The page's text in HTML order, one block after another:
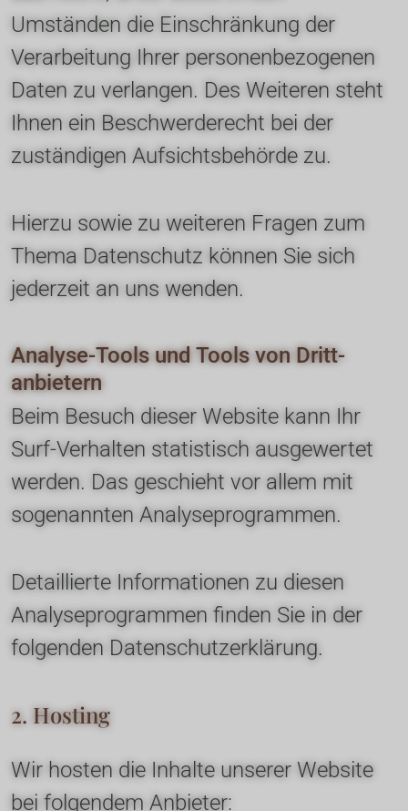
Umständen die Einschränkung der
Verarbeitung Ihrer personenbezogenen
Daten zu verlangen. Des Weiteren steht
Ihnen ein Beschwerderecht bei der
zuständigen Aufsichtsbehörde zu.
Hierzu sowie zu weiteren Fragen zum
Thema Datenschutz können Sie sich
jederzeit an uns wenden.
Analyse-Tools und Tools von Dritt­
anbietern
Beim Besuch dieser Website kann Ihr
Surf-Verhalten statistisch ausgewertet
werden. Das geschieht vor allem mit
sogenannten Analyseprogrammen.
Detaillierte Informationen zu diesen
Analyseprogrammen finden Sie in der
folgenden Datenschutzerklärung.
2. Hosting
Wir hosten die Inhalte unserer Website
bei folgendem Anbieter: